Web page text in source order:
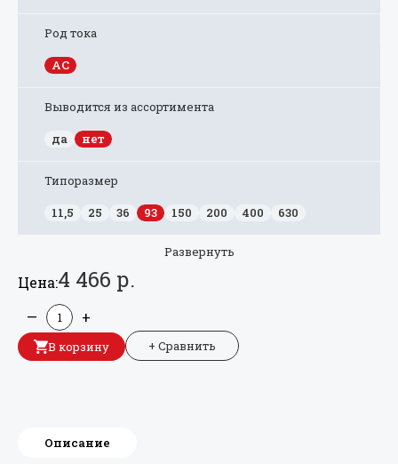
Развернуть
Род тока
AC
Выводится из ассортимента
да
нет
Типоразмер
11,5
25 36 93 150 200 400 630
Цена:4 466 р.
— +
В корзину + Сравнить
Описание